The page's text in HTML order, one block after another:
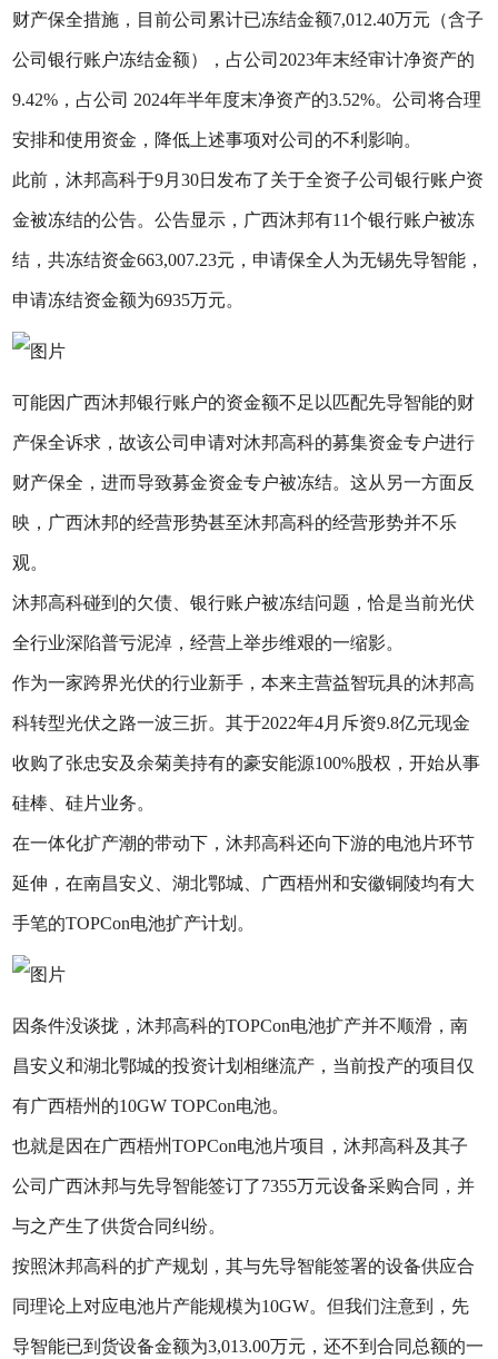
财产保全措施，目前公司累计已冻结金额7,012.40万元（含子
公司银行账户冻结金额），占公司2023年末经审计净资产的
9.42%，占公司 2024年半年度末净资产的3.52%。公司将合理
安排和使用资金，降低上述事项对公司的不利影响。
此前，沐邦高科于9月30日发布了关于全资子公司银行账户资
金被冻结的公告。公告显示，广西沐邦有11个银行账户被冻
结，共冻结资金663,007.23元，申请保全人为无锡先导智能，
申请冻结资金额为6935万元。
可能因广西沐邦银行账户的资金额不足以匹配先导智能的财
产保全诉求，故该公司申请对沐邦高科的募集资金专户进行
财产保全，进而导致募金资金专户被冻结。这从另一方面反
映，广西沐邦的经营形势甚至沐邦高科的经营形势并不乐
观。
沐邦高科碰到的欠债、银行账户被冻结问题，恰是当前光伏
全行业深陷普亏泥淖，经营上举步维艰的一缩影。
作为一家跨界光伏的行业新手，本来主营益智玩具的沐邦高
科转型光伏之路一波三折。其于2022年4月斥资9.8亿元现金
收购了张忠安及余菊美持有的豪安能源100%股权，开始从事
硅棒、硅片业务。
在一体化扩产潮的带动下，沐邦高科还向下游的电池片环节
延伸，在南昌安义、湖北鄂城、广西梧州和安徽铜陵均有大
手笔的TOPCon电池扩产计划。
因条件没谈拢，沐邦高科的TOPCon电池扩产并不顺滑，南
昌安义和湖北鄂城的投资计划相继流产，当前投产的项目仅
有广西梧州的10GW TOPCon电池。
也就是因在广西梧州TOPCon电池片项目，沐邦高科及其子
公司广西沐邦与先导智能签订了7355万元设备采购合同，并
与之产生了供货合同纠纷。
按照沐邦高科的扩产规划，其与先导智能签署的设备供应合
同理论上对应电池片产能规模为10GW。但我们注意到，先
导智能已到货设备金额为3,013.00万元，还不到合同总额的一